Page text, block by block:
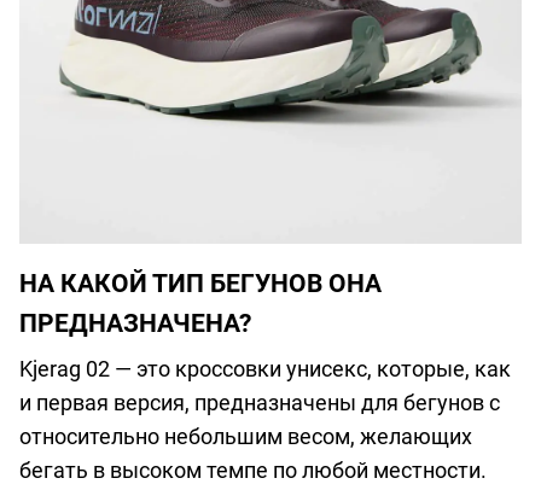
НА КАКОЙ ТИП БЕГУНОВ ОНА
ПРЕДНАЗНАЧЕНА?
Kjerag 02 — это кроссовки унисекс, которые, как
и первая версия, предназначены для бегунов с
относительно небольшим весом, желающих
бегать в высоком темпе по любой местности.